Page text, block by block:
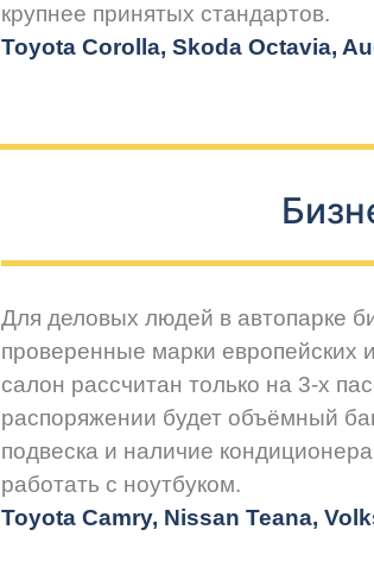
крупнее принятых стандартов.
Toyota Corolla, Skoda Octavia,
Для деловых людей в автопарке
проверенные марки европейских
салон рассчитан только на 3-х
распоряжении будет объёмный
подвеска и наличие
работать с ноутбуком.
Toyota Camry, Nissan Teana,